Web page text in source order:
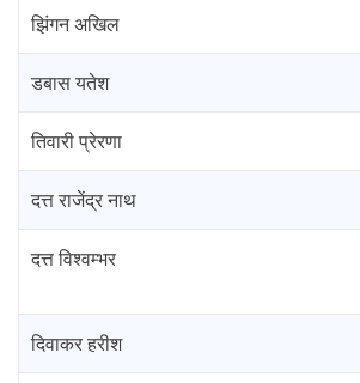
झिंगन अखिल
डबास यतेश
तिवारी प्रेरणा
दत्त राजेंद्र नाथ
दत्त विश्वम्भर
दिवाकर हरीश